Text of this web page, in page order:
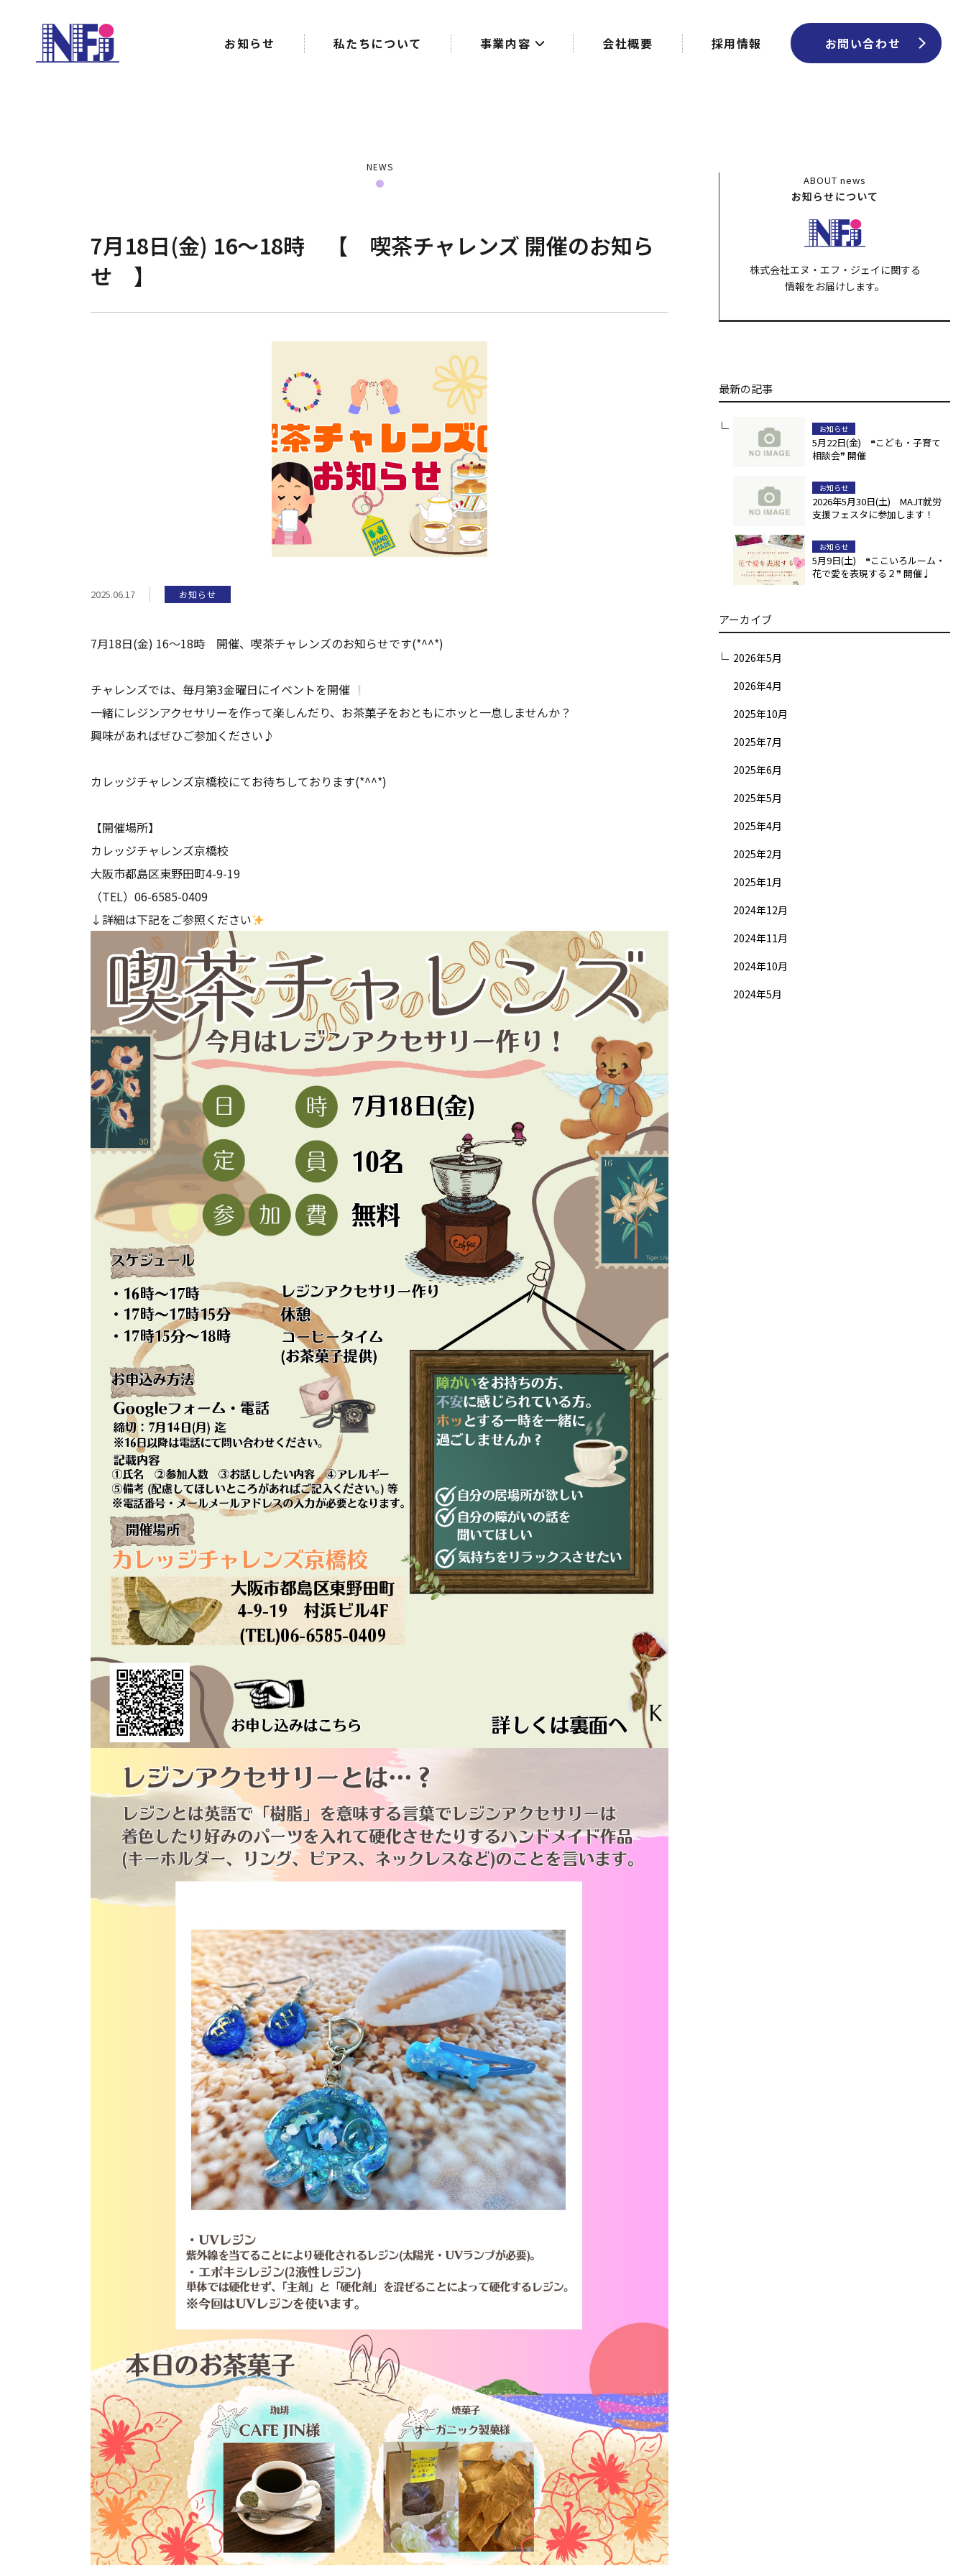
お知らせ 私たちについて 事業内容 会社概要 採用情報 お問い合わせ
7月18日(金) 16～18時 【 喫茶チャレンズ 開催のお知ら
せ 】
NEWS
2025.06.17 お知らせ
7月18日(金) 16～18時 開催、喫茶チャレンズのお知らせです(*^^*)
チャレンズでは、毎月第3金曜日にイベントを開催
一緒にレジンアクセサリーを作って楽しんだり、お茶菓子をおともにホッと一息しませんか？
興味があればぜひご参加ください♪
カレッジチャレンズ京橋校にてお待ちしております(*^^*)
【開催場所】
カレッジチャレンズ京橋校
大阪市都島区東野田町4-9-19
（TEL）06-6585-0409
↓詳細は下記をご参照ください
ABOUTnews
お知らせについて
株式会社エヌ・エフ・ジェイに関する
情報をお届けします。
最新の記事
お知らせ
5月22日(金) ❝こども・子育て
相談会❞ 開催
お知らせ
2026年5月30日(土) MAJT就労
支援フェスタに参加します！
お知らせ
5月9日(土) ❝ここいろルーム・
花で愛を表現する２❞ 開催♩
アーカイブ
2026年5月
2026年4月
2025年10月
2025年7月
2025年6月
2025年5月
2025年4月
2025年2月
2025年1月
2024年12月
2024年11月
2024年10月
2024年5月